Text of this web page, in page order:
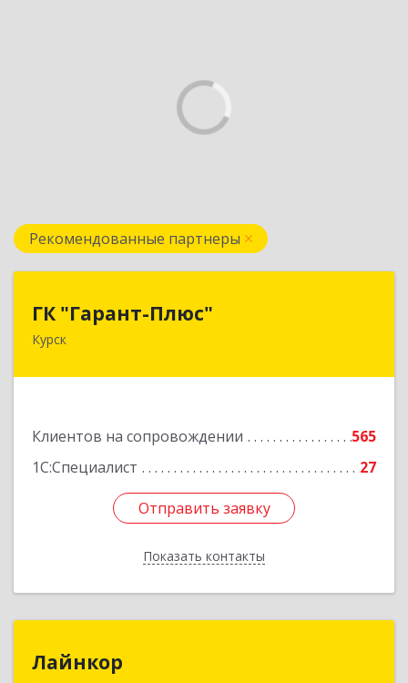
Рекомендованные партнеры
ГК "Гарант-Плюс"
Курск
Клиентов на сопровождении
565
1С:Специалист
27
Отправить заявку
Показать контакты
305035, Курская обл, Курск г, Овечкина ул, дом
Отправить заявку
Назад
Лайнкор